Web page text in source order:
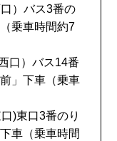
）バス3番の
乗車時間約7
口）バス14番
」下車（乗車
)東口3番のり
車（乗車時間